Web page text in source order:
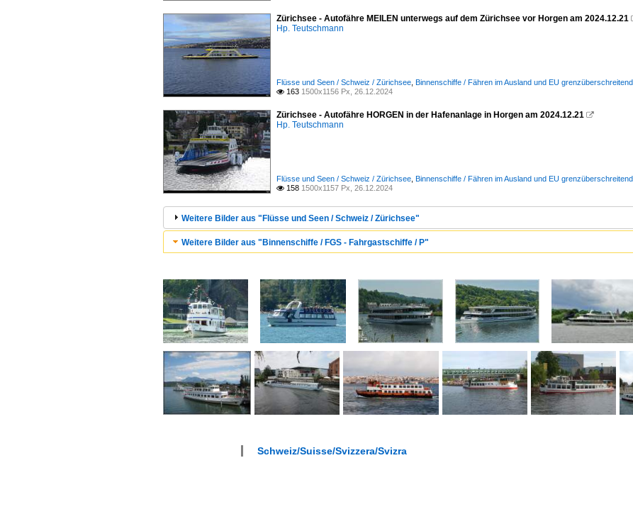
Zürichsee - Autofähre MEILEN unterwegs auf dem Zürichsee vor Horgen am 2024.12.21
Hp. Teutschmann
Flüsse und Seen / Schweiz / Zürichsee Binnenschiffe / Fähren im Ausland und EU
 163 1500x1156 Px, 26.12.2024
Zürichsee - Autofähre HORGEN in der Hafenanlage in Horgen am 2024.12.21 
Hp. Teutschmann
Flüsse und Seen / Schweiz / Zürichsee Binnenschiffe / Fähren im Ausland und EU
 158 1500x1157 Px, 26.12.2024
Weitere Bilder aus "Flüsse und Seen / Schweiz / Zürichsee"
Weitere Bilder aus "Binnenschiffe / FGS - Fahrgastschiffe / P"
Schweiz/Suisse/Svizzera/Svizra